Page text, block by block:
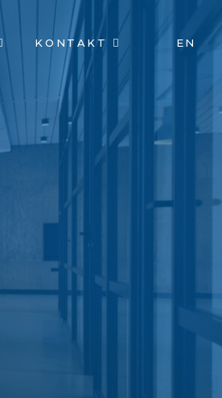
KONTAKT EN